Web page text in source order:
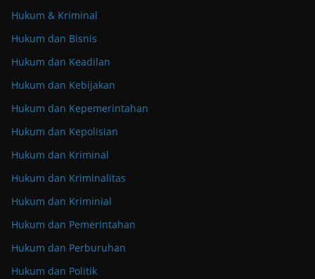
Hukum & Kriminal
Hukum dan Bisnis
Hukum dan Keadilan
Hukum dan Kebijakan
Hukum dan Kepemerintahan
Hukum dan Kepolisian
Hukum dan Kriminal
Hukum dan Kriminalitas
Hukum dan Kriminial
Hukum dan Pemerintahan
Hukum dan Perburuhan
Hukum dan Politik